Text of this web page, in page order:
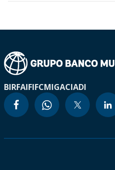
BIRFAIFIFCMIGACIADI